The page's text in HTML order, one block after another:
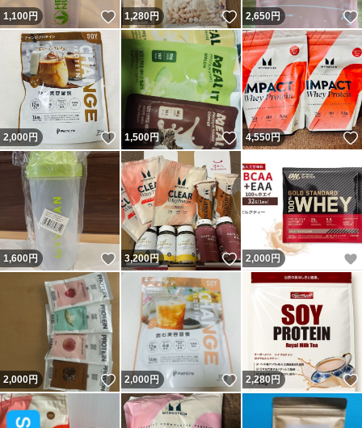
1,100円 いいね！
1,280円 いいね！
2,650円
2,000円 いいね！
1,500円 いいね！
4,550円
1,600円 いいね！
3,200円 いいね！
2,000 円
2,000円 いいね！
2,000円 いいね！
2,280 円